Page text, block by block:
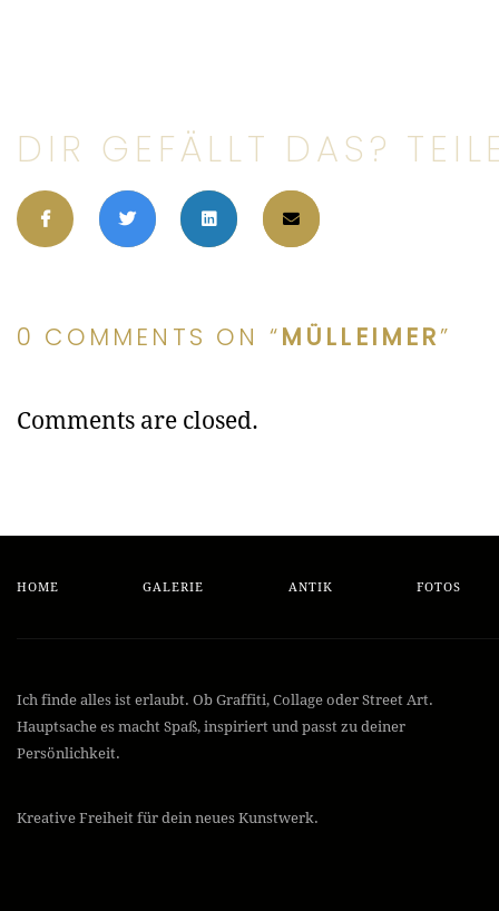
DIR GEFÄLLT DAS?
0 COMMENTS ON “MÜLLEIMER”
Comments are closed.
HOME GALERIE ANTIK FOTOS
Ich finde alles ist erlaubt. Ob Graffiti, Collage oder Street Art.
Hauptsache es macht Spaß, inspiriert und passt zu deiner
Persönlichkeit.
Kreative Freiheit für dein neues Kunstwerk.